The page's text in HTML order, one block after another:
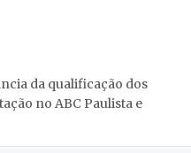
da qualificação dos
no ABC Paulista e